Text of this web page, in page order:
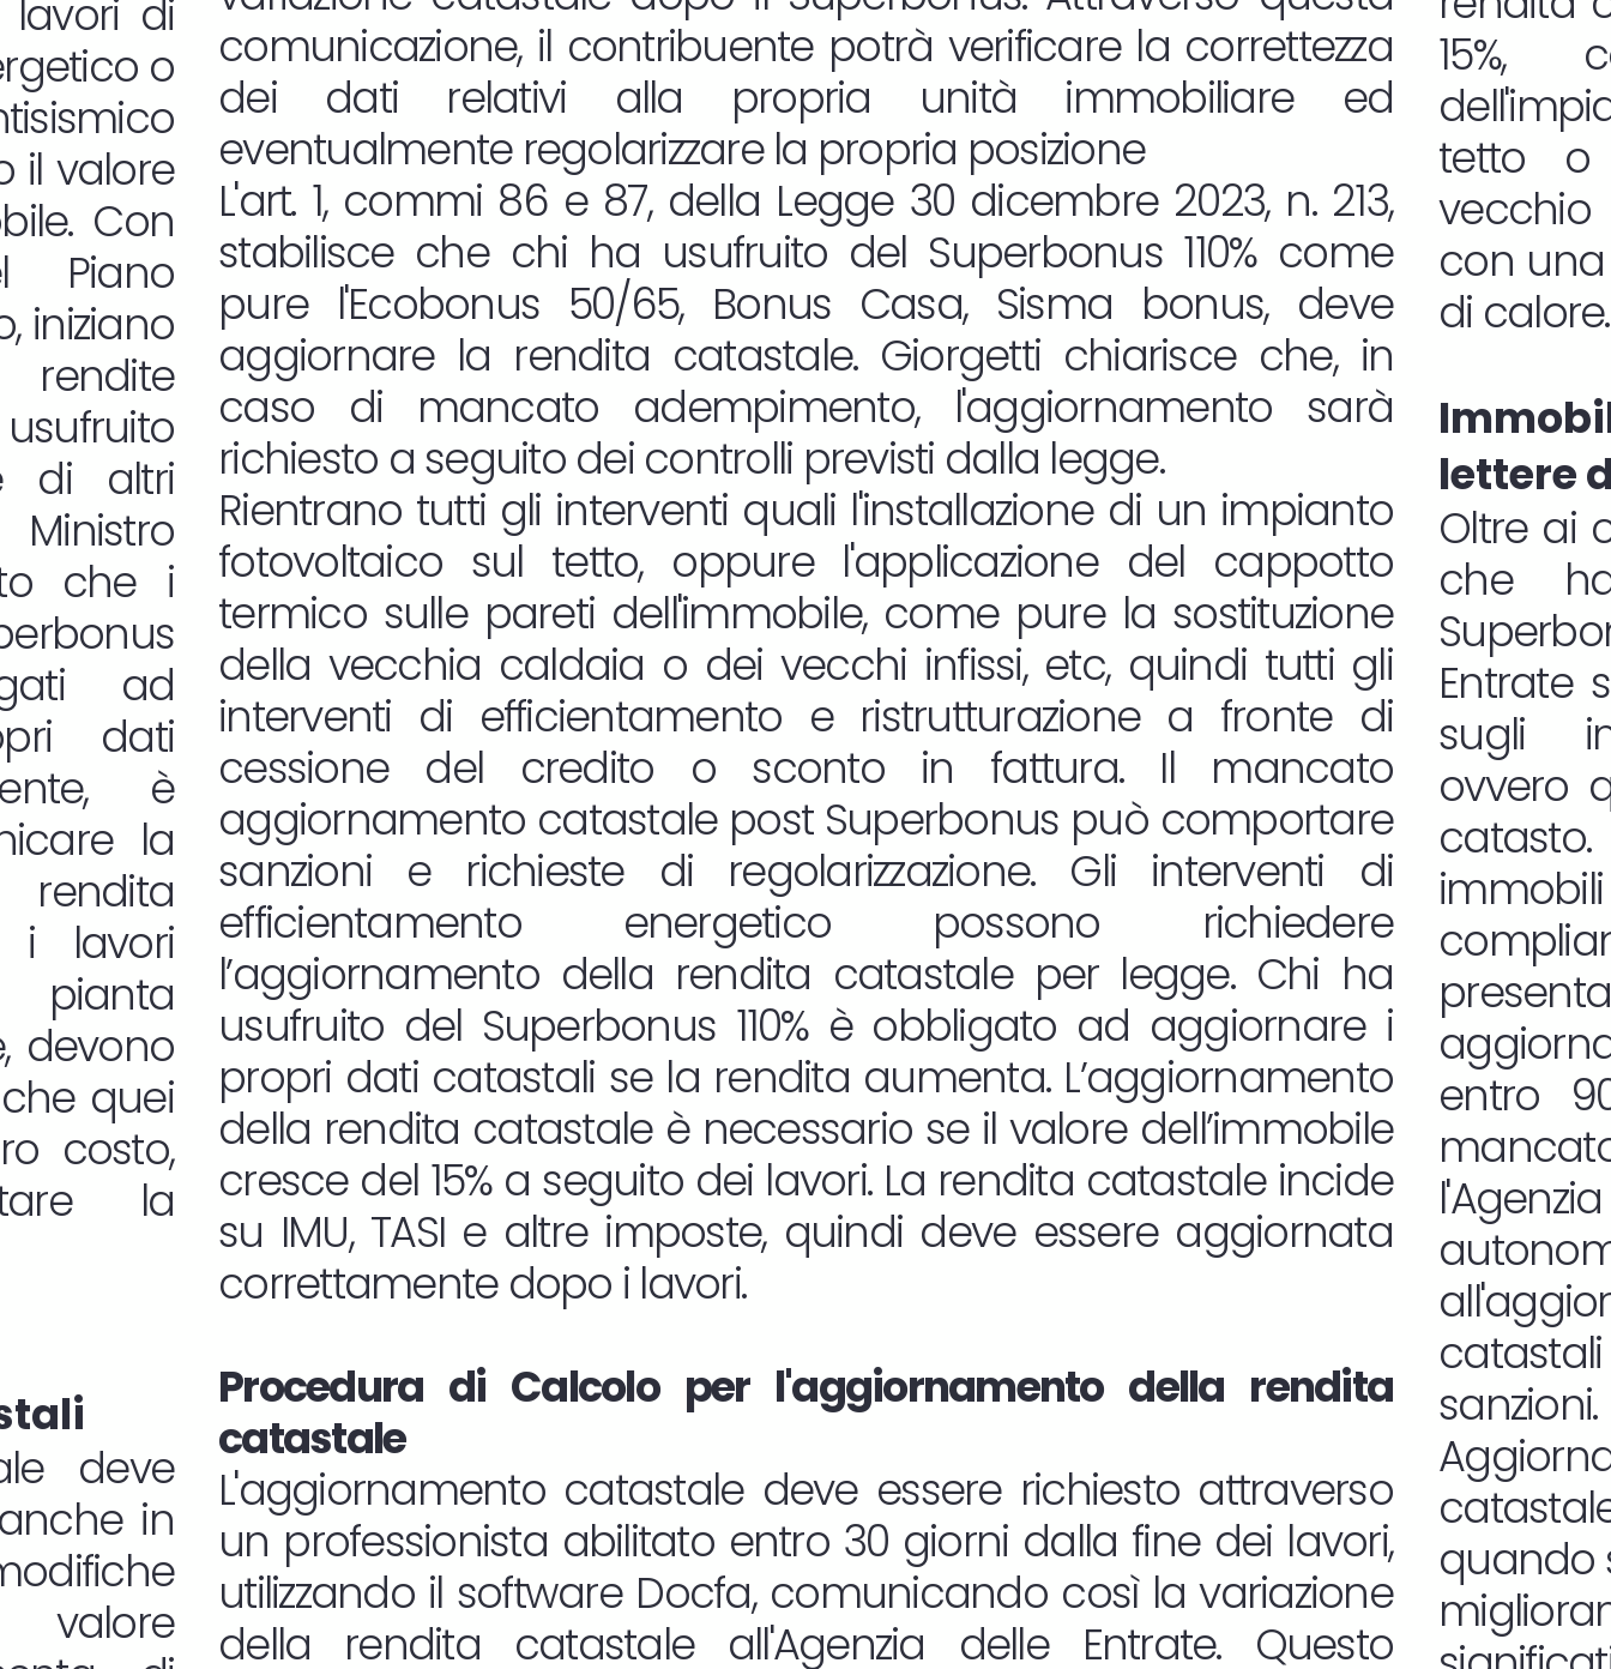
di
o
il valore
Con
Piano
iniziano
di altri
che i
ad
dati
è
la
i lavori
devono
quei
costo,
la
deve
in
comunicazione, il contribuente potrà verificare la correttezza
dei dati relativi alla propria unità immobiliare ed
eventualmente regolarizzare la propria posizione
L'art. 1, commi 86 e 87, della Legge 30 dicembre 2023, n. 213,
stabilisce che chi ha usufruito del Superbonus 110% come
pure l'Ecobonus 50/65, Bonus Casa, Sisma bonus, deve
aggiornare la rendita catastale. Giorgetti chiarisce che, in
caso di mancato adempimento, l'aggiornamento sarà
richiesto a seguito dei controlli previsti dalla legge.
Rientrano tutti gli interventi quali l'installazione di un impianto
fotovoltaico sul tetto, oppure l'applicazione del cappotto
termico sulle pareti dell'immobile, come pure la sostituzione
della vecchia caldaia o dei vecchi infissi, etc, quindi tutti gli
interventi di efficientamento e ristrutturazione a fronte di
cessione del credito o sconto in fattura. Il mancato
aggiornamento catastale post Superbonus può comportare
sanzioni e richieste di regolarizzazione. Gli interventi di
efficientamento energetico possono richiedere
l’aggiornamento della rendita catastale per legge. Chi ha
usufruito del Superbonus 110% è obbligato ad aggiornare i
propri dati catastali se la rendita aumenta. L’aggiornamento
della rendita catastale è necessario se il valore dell’immobile
cresce del 15% a seguito dei lavori. La rendita catastale incide
su IMU, TASI e altre imposte, quindi deve essere aggiornata
correttamente dopo i lavori.
Procedura di Calcolo per l'aggiornamento della rendita
catastale
L'aggiornamento catastale deve essere richiesto attraverso
un professionista abilitato entro 30 giorni dalla fine dei lavori,
utilizzando il software Docfa, comunicando così la variazione
della rendita catastale all'Agenzia delle Entrate. Questo
15%,
tetto o
vecchio
con
di calore.
lettere
Oltre ai
che
Entrate
sugli
ovvero
entro
sanzioni.
quando